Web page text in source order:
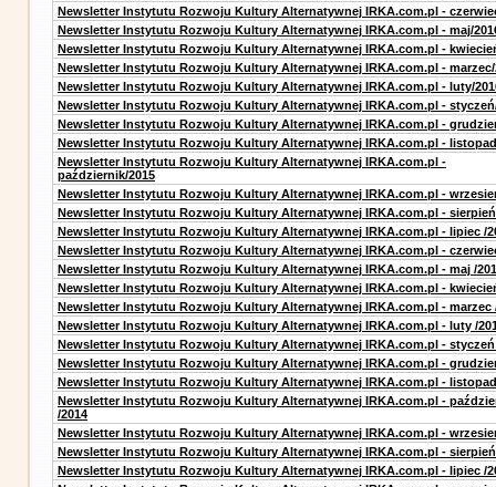
Newsletter Instytutu Rozwoju Kultury Alternatywnej IRKA.com.pl -
Newsletter Instytutu Rozwoju Kultury Alternatywnej IRKA.com.pl - maj/
Newsletter Instytutu Rozwoju Kultury Alternatywnej IRKA.com.pl -
Newsletter Instytutu Rozwoju Kultury Alternatywnej IRKA.com.pl - marzec/
Newsletter Instytutu Rozwoju Kultury Alternatywnej IRKA.com.pl - luty/
Newsletter Instytutu Rozwoju Kultury Alternatywnej IRKA.com.pl -
Newsletter Instytutu Rozwoju Kultury Alternatywnej IRKA.com.pl -
Newsletter Instytutu Rozwoju Kultury Alternatywnej IRKA.com.pl -
Newsletter Instytutu Rozwoju Kultury Alternatywnej IRKA.com.pl -
październik/2015
Newsletter Instytutu Rozwoju Kultury Alternatywnej IRKA.com.pl -
Newsletter Instytutu Rozwoju Kultury Alternatywnej IRKA.com.pl -
Newsletter Instytutu Rozwoju Kultury Alternatywnej IRKA.com.pl - lipiec /
Newsletter Instytutu Rozwoju Kultury Alternatywnej IRKA.com.pl -
Newsletter Instytutu Rozwoju Kultury Alternatywnej IRKA.com.pl - maj /
Newsletter Instytutu Rozwoju Kultury Alternatywnej IRKA.com.pl -
Newsletter Instytutu Rozwoju Kultury Alternatywnej IRKA.com.pl - marzec
Newsletter Instytutu Rozwoju Kultury Alternatywnej IRKA.com.pl - luty /
Newsletter Instytutu Rozwoju Kultury Alternatywnej IRKA.com.pl - styczeń
Newsletter Instytutu Rozwoju Kultury Alternatywnej IRKA.com.pl -
Newsletter Instytutu Rozwoju Kultury Alternatywnej IRKA.com.pl - listopad
Newsletter Instytutu Rozwoju Kultury Alternatywnej IRKA.com.pl -
/2014
Newsletter Instytutu Rozwoju Kultury Alternatywnej IRKA.com.pl -
Newsletter Instytutu Rozwoju Kultury Alternatywnej IRKA.com.pl - sierpień
Newsletter Instytutu Rozwoju Kultury Alternatywnej IRKA.com.pl - lipiec /